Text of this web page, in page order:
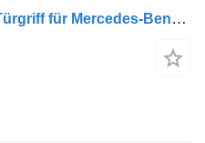
Mâner exterior ușă stânga Türgriff für Mercedes-Benz A0007601359 LKW